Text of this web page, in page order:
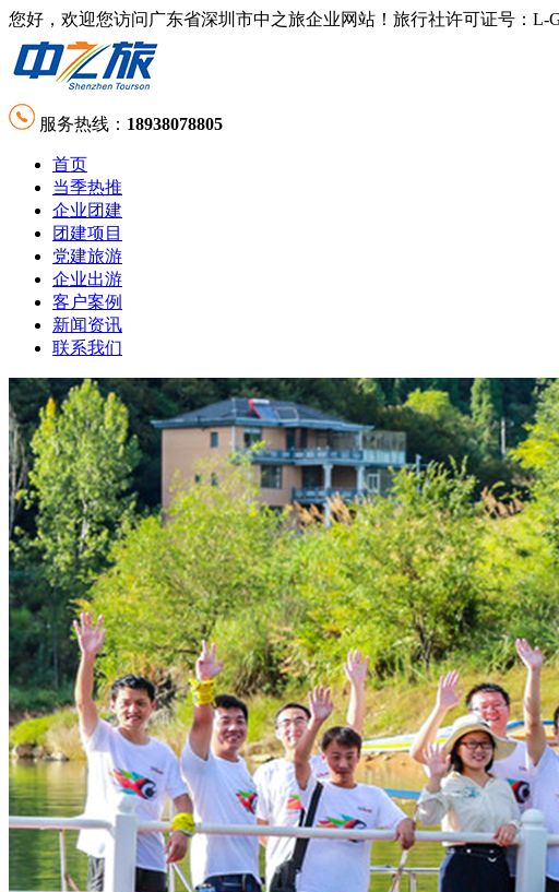
您好，欢迎您访问广东省深圳市中之旅企业网站！旅行社许可证号：L-
服务热线： 18938078805
首页
当季热推
企业团建
团建项目
党建旅游
企业出游
客户案例
新闻资讯
联系我们